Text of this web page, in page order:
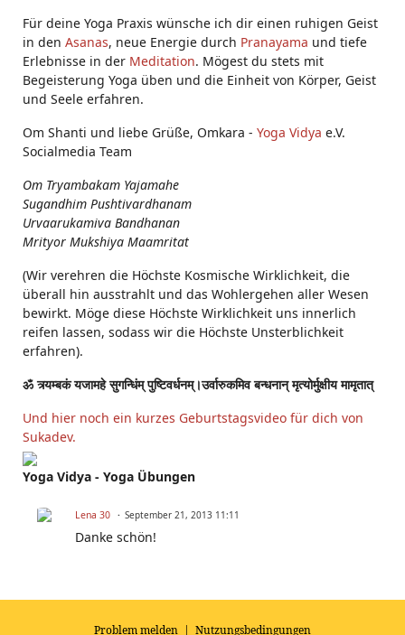
Für deine Yoga Praxis wünsche ich dir einen ruhigen Geist
in den Asanas, neue Energie durch Pranayama und tiefe
Erlebnisse in der Meditation. Mögest du stets mit
Begeisterung Yoga üben und die Einheit von Körper, Geist
und Seele erfahren.
Om Shanti und liebe Grüße, Omkara - Yoga Vidya e.V.
Socialmedia Team
Om Tryambakam Yajamahe
Sugandhim Pushtivardhanam
Urvaarukamiva Bandhanan
Mrityor Mukshiya Maamritat
(Wir verehren die Höchste Kosmische Wirklichkeit, die
überall hin ausstrahlt und das Wohlergehen aller Wesen
bewirkt. Möge diese Höchste Wirklichkeit uns innerlich
reifen lassen, sodass wir die Höchste Unsterblichkeit
erfahren).
ॐ त्र्यम्बकं यजामहे सुगन्धिंम् पुष्टिवर्धनम्।उर्वारुकमिव बन्धनान् मृत्योर्मुक्षीय मामृतात्
Und hier noch ein kurzes Geburtstagsvideo für dich von
Sukadev.
Yoga Vidya - Yoga Übungen
Lena 30 September 21, 2013 11:11
Danke schön!
Problem melden | Nutzungsbedingungen